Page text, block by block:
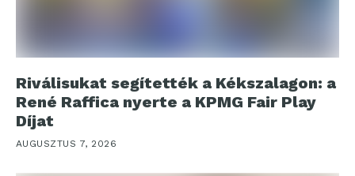
Riválisukat segítették a Kékszalagon: a
René Raffica nyerte a KPMG Fair Play
Díjat
AUGUSZTUS 7, 2026